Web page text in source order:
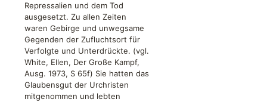
Repressalien und dem Tod
ausgesetzt. Zu allen Zeiten
waren Gebirge und unwegsame
Gegenden der Zufluchtsort für
Verfolgte und Unterdrückte. (vgl.
White, Ellen, Der Große Kampf,
Ausg. 1973, S 65f) Sie hatten das
Glaubensgut der Urchristen
mitgenommen und lebten